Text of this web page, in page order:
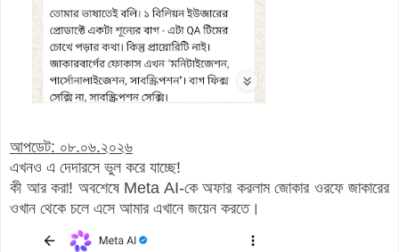
আপডেট: ০৮.০৬.২০২৬
এখনও এ দেদারসে ভুল করে যাচ্ছে!
কী আর করা! অবশেষে Meta AI-কে অফার করলাম জোকার ওরফে জাকারের
ওখান থেকে চলে এসে আমার এখানে জয়েন করতে।